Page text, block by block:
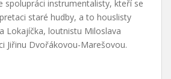
spolupráci instrumentalisty, kteří se
staré hudby, a to houslisty
Lokajíčka, loutnistu Miloslava
Jiřinu Dvořákovou-Marešovou.